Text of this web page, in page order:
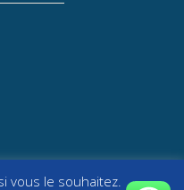
vous le souhaitez.